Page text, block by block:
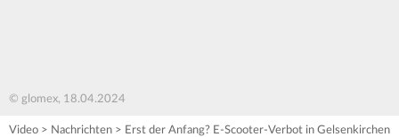
© glomex, 18.04.2024
Video > Nachrichten > Erst der Anfang? E-Scooter-Verbot in Gelsenkirchen